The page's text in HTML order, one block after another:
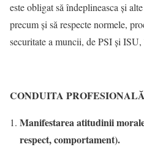
este obligat să îndeplineasca şi
precum şi să respecte normele,
securitate a muncii, de PSI şi
CONDUITA
Manifestarea atitudinii
respect, comportament).